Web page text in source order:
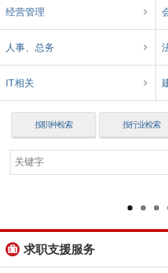
经营管理
人事、总务
IT相关
按职种检索 按行业检索
求职支援服务